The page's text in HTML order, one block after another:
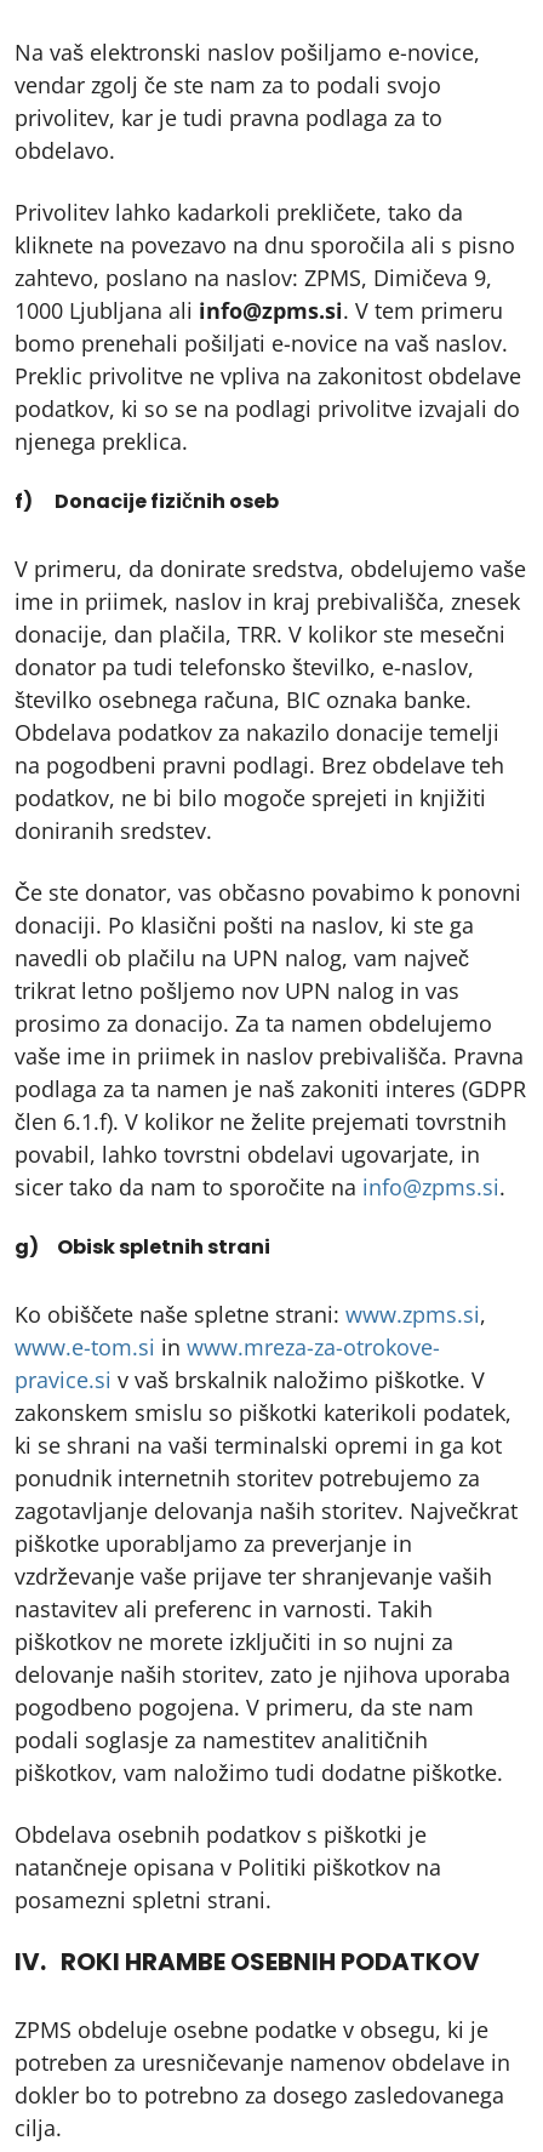
Na vaš elektronski naslov pošiljamo e-novice,
vendar zgolj če ste nam za to podali svojo
privolitev, kar je tudi pravna podlaga za to
obdelavo.
Privolitev lahko kadarkoli prekličete, tako da
kliknete na povezavo na dnu sporočila ali s pisno
zahtevo, poslano na naslov: ZPMS, Dimičeva 9,
1000 Ljubljana ali info@zpms.si. V tem primeru
bomo prenehali pošiljati e-novice na vaš naslov.
Preklic privolitve ne vpliva na zakonitost obdelave
podatkov, ki so se na podlagi privolitve izvajali do
njenega preklica.
f) Donacije fizičnih oseb
V primeru, da donirate sredstva, obdelujemo vaše
ime in priimek, naslov in kraj prebivališča, znesek
donacije, dan plačila, TRR. V kolikor ste mesečni
donator pa tudi telefonsko številko, e-naslov,
številko osebnega računa, BIC oznaka banke.
Obdelava podatkov za nakazilo donacije temelji
na pogodbeni pravni podlagi. Brez obdelave teh
podatkov, ne bi bilo mogoče sprejeti in knjižiti
doniranih sredstev.
Če ste donator, vas občasno povabimo k ponovni
donaciji. Po klasični pošti na naslov, ki ste ga
navedli ob plačilu na UPN nalog, vam največ
trikrat letno pošljemo nov UPN nalog in vas
prosimo za donacijo. Za ta namen obdelujemo
vaše ime in priimek in naslov prebivališča. Pravna
podlaga za ta namen je naš zakoniti interes (GDPR
člen 6.1.f). V kolikor ne želite prejemati tovrstnih
povabil, lahko tovrstni obdelavi ugovarjate, in
sicer tako da nam to sporočite na info@zpms.si.
g) Obisk spletnih strani
Ko obiščete naše spletne strani: www.zpms.si,
www.e-tom.si in www.mreza-za-otrokove-
pravice.si v vaš brskalnik naložimo piškotke. V
zakonskem smislu so piškotki katerikoli podatek,
ki se shrani na vaši terminalski opremi in ga kot
ponudnik internetnih storitev potrebujemo za
zagotavljanje delovanja naših storitev. Največkrat
piškotke uporabljamo za preverjanje in
vzdrževanje vaše prijave ter shranjevanje vaših
nastavitev ali preferenc in varnosti. Takih
piškotkov ne morete izključiti in so nujni za
delovanje naših storitev, zato je njihova uporaba
pogodbeno pogojena. V primeru, da ste nam
podali soglasje za namestitev analitičnih
piškotkov, vam naložimo tudi dodatne piškotke.
Obdelava osebnih podatkov s piškotki je
natančneje opisana v Politiki piškotkov na
posamezni spletni strani.
IV. ROKI HRAMBE OSEBNIH PODATKOV
ZPMS obdeluje osebne podatke v obsegu, ki je
potreben za uresničevanje namenov obdelave in
dokler bo to potrebno za dosego zasledovanega
cilja.